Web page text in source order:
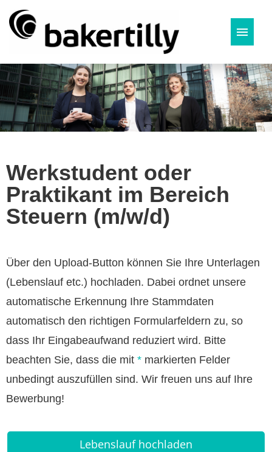
Deutsch
Werkstudent oder
Praktikant im Bereich
Steuern (m/w/d)
Über den Upload-Button können Sie Ihre Unterlagen
(Lebenslauf etc.) hochladen. Dabei ordnet unsere
automatische Erkennung Ihre Stammdaten
automatisch den richtigen Formularfeldern zu, so
dass Ihr Eingabeaufwand reduziert wird. Bitte
beachten Sie, dass die mit * markierten Felder
unbedingt auszufüllen sind. Wir freuen uns auf Ihre
Bewerbung!
Lebenslauf hochladen